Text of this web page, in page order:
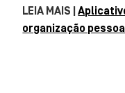
LEIA MAIS |
organização